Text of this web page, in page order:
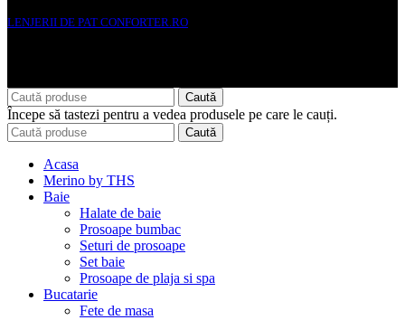
LENJERII DE PAT CONFORTER.RO
Caută
Începe să tastezi pentru a vedea produsele pe care le cauți.
Caută
Acasa
Merino by THS
Baie
Halate de baie
Prosoape bumbac
Seturi de prosoape
Set baie
Prosoape de plaja si spa
Bucatarie
Fete de masa